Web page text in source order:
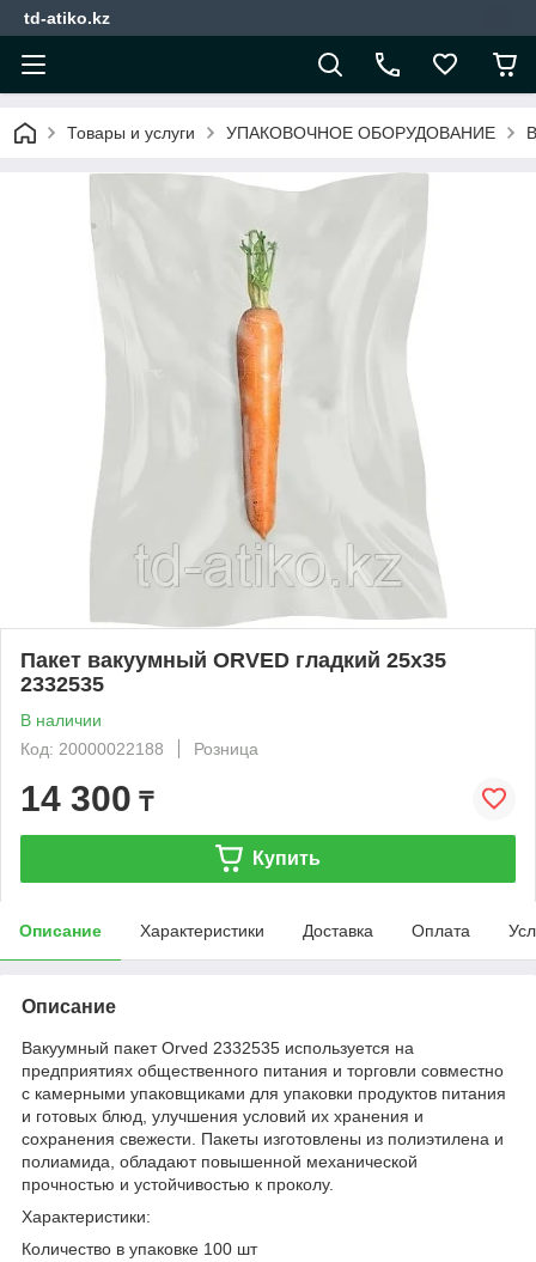
td-atiko.kz
Товары и услуги УПАКОВОЧНОЕ ОБОРУДОВАНИЕ
Пакет вакуумный ORVED гладкий 25х35
2332535
В наличии
Код: 20000022188
Розница
14 300 ₸
Купить
Описание Характеристики Доставка Оплата
Описание
Вакуумный пакет Orved 2332535 используется на
предприятиях общественного питания и торговли совместно
с камерными упаковщиками для упаковки продуктов питания
и готовых блюд, улучшения условий их хранения и
сохранения свежести. Пакеты изготовлены из полиэтилена и
полиамида, обладают повышенной механической
прочностью и устойчивостью к проколу.
Характеристики:
Количество в упаковке 100 шт